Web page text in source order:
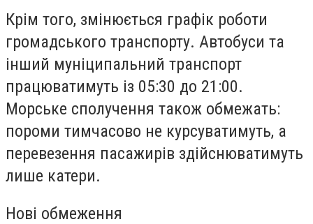
Крім того, змінюється графік роботи
громадського транспорту. Автобуси та
інший муніципальний транспорт
працюватимуть із 05:30 до 21:00.
Морське сполучення також обмежать:
пороми тимчасово не курсуватимуть, а
перевезення пасажирів здійснюватимуть
лише катери.
Нові обмеження